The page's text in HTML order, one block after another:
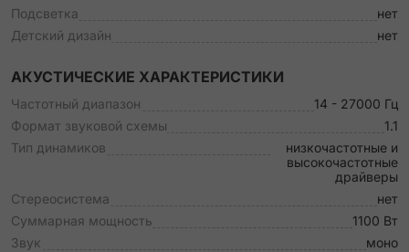
Подсветка
нет
Детский дизайн
нет
АКУСТИЧЕСКИЕ ХАРАКТЕРИСТИКИ
Частотный диапазон
14 - 27000 Гц
Формат звуковой схемы
1.1
Тип динамиков
низкочастотные и
высокочастотные
драйверы
Стереосистема
нет
Суммарная мощность
1100 Вт
Звук
моно